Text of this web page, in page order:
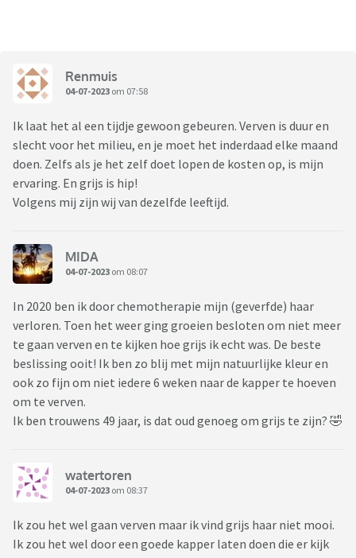
Renmuis
04-07-2023 om 07:58
Ik laat het al een tijdje gewoon gebeuren. Verven is duur en
slecht voor het milieu, en je moet het inderdaad elke maand
doen. Zelfs als je het zelf doet lopen de kosten op, is mijn
ervaring. En grijs is hip!
Volgens mij zijn wij van dezelfde leeftijd.
MIDA
04-07-2023 om 08:07
In 2020 ben ik door chemotherapie mijn (geverfde) haar
verloren. Toen het weer ging groeien besloten om niet meer
te gaan verven en te kijken hoe grijs ik echt was. De beste
beslissing ooit! Ik ben zo blij met mijn natuurlijke kleur en
ook zo fijn om niet iedere 6 weken naar de kapper te hoeven
om te verven.
Ik ben trouwens 49 jaar, is dat oud genoeg om grijs te zijn? 🤣
watertoren
04-07-2023 om 08:37
Ik zou het wel gaan verven maar ik vind grijs haar niet mooi.
Ik zou het wel door een goede kapper laten doen die er kijk